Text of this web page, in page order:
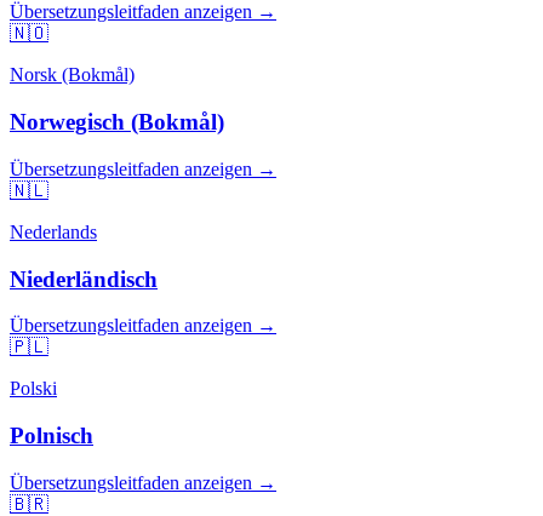
Übersetzungsleitfaden anzeigen →
🇳🇴
Norsk (Bokmål)
Norwegisch (Bokmål)
Übersetzungsleitfaden anzeigen →
🇳🇱
Nederlands
Niederländisch
Übersetzungsleitfaden anzeigen →
🇵🇱
Polski
Polnisch
Übersetzungsleitfaden anzeigen →
🇧🇷